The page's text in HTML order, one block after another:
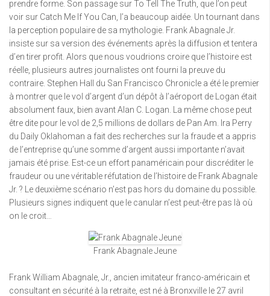
prendre forme. Son passage sur To Tell The Truth, que l’on peut
voir sur Catch Me If You Can, l’a beaucoup aidée. Un tournant dans
la perception populaire de sa mythologie. Frank Abagnale Jr.
insiste sur sa version des événements après la diffusion et tentera
d’en tirer profit. Alors que nous voudrions croire que l’histoire est
réelle, plusieurs autres journalistes ont fourni la preuve du
contraire. Stephen Hall du San Francisco Chronicle a été le premier
à montrer que le vol d’argent d’un dépôt à l’aéroport de Logan était
absolument faux, bien avant Alan C. Logan. La même chose peut
être dite pour le vol de 2,5 millions de dollars de Pan Am. Ira Perry
du Daily Oklahoman a fait des recherches sur la fraude et a appris
de l’entreprise qu’une somme d’argent aussi importante n’avait
jamais été prise. Est-ce un effort panaméricain pour discréditer le
fraudeur ou une véritable réfutation de l’histoire de Frank Abagnale
Jr. ? Le deuxième scénario n’est pas hors du domaine du possible.
Plusieurs signes indiquent que le canular n’est peut-être pas là où
on le croit…
Frank Abagnale Jeune
Frank William Abagnale, Jr., ancien imitateur franco-américain et
consultant en sécurité à la retraite, est né à Bronxville le 27 avril